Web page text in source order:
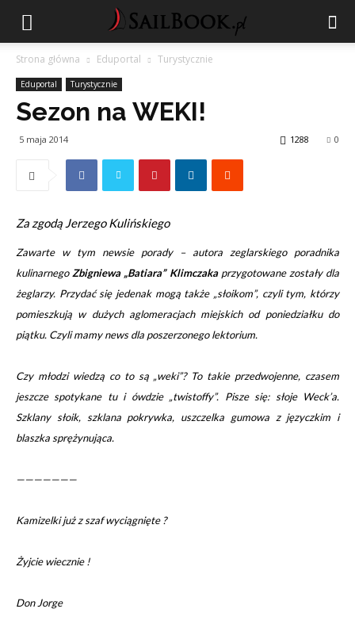
Strona główna Eduportal Turystycznie
Eduportal Turystycznie
Sezon na WEKI!
5 maja 2014 0
1288
Za zgodą Jerzego Kulińskiego
Zawarte w tym newsie porady – autora zeglarskiego poradnika
kulinarnego Zbigniewa „Batiara” Klimczakaprzygotowane zostały dla
żeglarzy. Przydać się jedenak mogą także „słoikom”, czyli tym, którzy
pomieszkują w dużych aglomeracjach miejskich od poniedziałku do
piątku. Czyli mamy news dla poszerzonego lektorium.
Czy młodzi wiedzą co to są „weki”? To takie przedwojenne, czasem
jeszcze spotykane tu i ówdzie „twistoffy”. Pisze się: słoje Weck’a.
Szklany słoik, szklana pokrywka, uszczelka gumowa z języczkim i
blaszka sprężynująca.
———————
Kamizelki już z szaf wyciągnięte ?
Żyjcie wiecznie !
Don Jorge